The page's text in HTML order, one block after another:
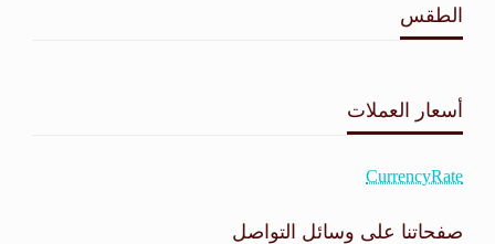
الطقس
أسعار العملات
CurrencyRate
صفحاتنا على وسائل التواصل